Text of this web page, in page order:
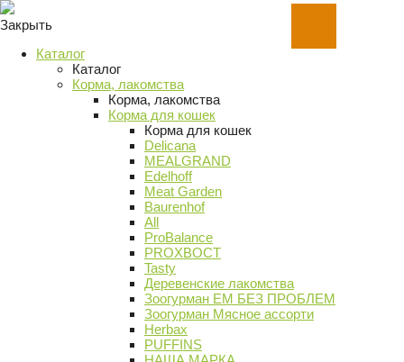
Закрыть
Каталог
Каталог
Корма, лакомства
Корма, лакомства
Корма для кошек
Корма для кошек
Delicana
MEALGRAND
Edelhoff
Meat Garden
Baurenhof
All
ProBalance
PROХВОСТ
Tasty
Деревенские лакомства
Зоогурман ЕМ БЕЗ ПРОБЛЕМ
Зоогурман Мясное ассорти
Herbax
PUFFINS